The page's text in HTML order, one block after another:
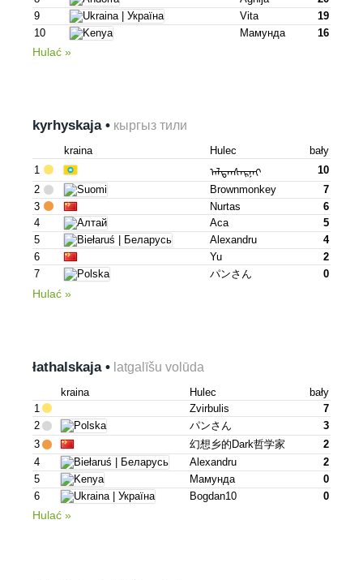
9
Vita
19
10
Мамунда 16
Hulać »
kyrhyskaja • кыргыз тили
kraina Hulec
bały
1
ᠠᠯᠲᠠᠨᠰᠠᠷᠨᠠᠢ
10
2
Brownmonkey
7
3
Nurtas
6
4
Аса
5
5
Alexandru
4
6
Yu
2
7
パンさん 0
Hulać »
łathalskaja • latgalīšu volūda
kraina Hulec
bały
1
Zvirbulis
7
2
パンさん
3
3
幻想乡的dark哲学家
2
4
Alexandru
2
5
Мамунда
0
6
Bogdan10 0
Hulać »